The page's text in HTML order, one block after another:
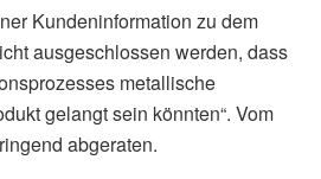
Kundeninformation zu dem
ausgeschlossen werden, dass
metallische
gelangt sein könnten“. Vom
abgeraten.